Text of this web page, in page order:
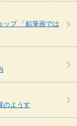
プ 「鉛筆画では
ようす